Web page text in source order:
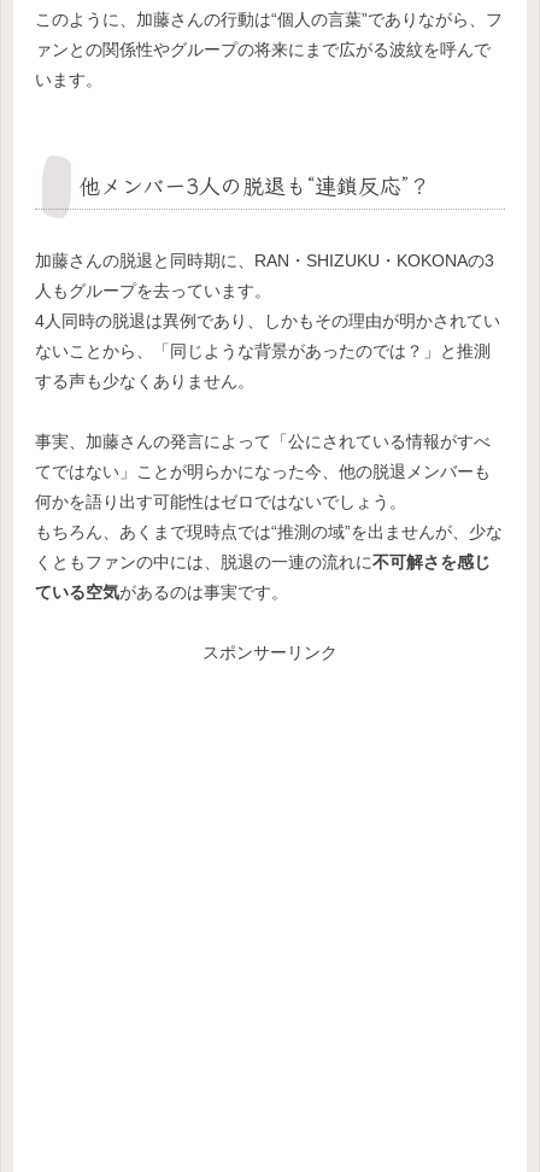
このように、加藤さんの行動は“個人の言葉”でありながら、フ
ァンとの関係性やグループの将来にまで広がる波紋を呼んで
います。
他メンバー3人の脱退も“連鎖反応”？
加藤さんの脱退と同時期に、RAN・SHIZUKU・KOKONAの3
人もグループを去っています。
4人同時の脱退は異例であり、しかもその理由が明かされてい
ないことから、「同じような背景があったのでは？」と推測
する声も少なくありません。
事実、加藤さんの発言によって「公にされている情報がすべ
てではない」ことが明らかになった今、他の脱退メンバーも
何かを語り出す可能性はゼロではないでしょう。
もちろん、あくまで現時点では“推測の域”を出ませんが、少な
くともファンの中には、脱退の一連の流れに不可解さを感じ
ている空気があるのは事実です。
スポンサーリンク